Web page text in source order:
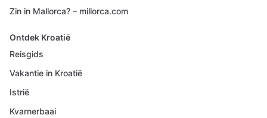
Zin in Mallorca? – millorca.com
Ontdek Kroatië
Reisgids
Vakantie in Kroatië
Istrië
Kvarnerbaai